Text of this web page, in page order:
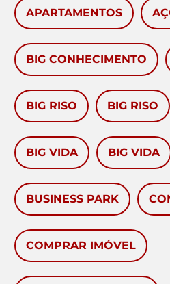
APARTAMENTOS
BIG CONHECIMENTO
BIG RISO BIG RISO
BIG VIDA BIG VIDA
BUSINESS PARK
COMPRAR IMÓVEL